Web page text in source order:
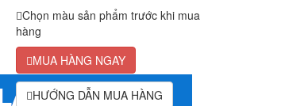
Chọn màu sản phẩm trước khi mua
hàng
MUA HÀNG NGAY
HƯỚNG DẪN MUA HÀNG